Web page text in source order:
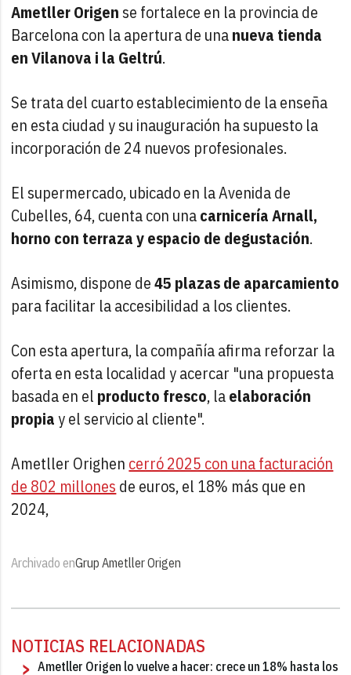
Ametller Origen se fortalece en la provincia de
Barcelona con la apertura de unanueva tienda
en Vilanova i la Geltrú.
Se trata del cuarto establecimiento de la enseña
en esta ciudad y su inauguración ha supuesto la
incorporación de 24 nuevos profesionales.
El supermercado, ubicado en la Avenida de
Cubelles, 64, cuenta con unacarnicería Arnall,
horno con terraza y espacio de degustación.
Asimismo, dispone de45 plazas de aparcamiento
para facilitar la accesibilidad a los clientes.
Con esta apertura, la compañía afirma reforzar la
oferta en esta localidad y acercar "una propuesta
basada en el producto fresco, laelaboración
propiay el servicio al cliente".
Ametller Orighen cerró 2025 con una facturación
de 802 millones de euros, el 18% más que en
2024,
Archivado enGrup Ametller Origen
NOTICIAS RELACIONADAS
Ametller Origen lo vuelve a hacer: crece un 18% hasta los